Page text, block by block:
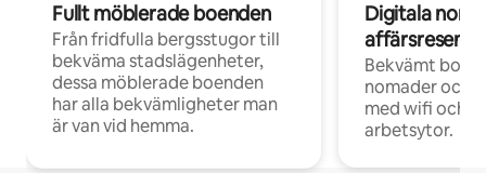
Fullt möblerade boenden
Från fridfulla bergsstugor till
bekväma stadslägenheter,
dessa möblerade boenden
har alla bekvämligheter man
är van vid hemma.
Digitala
Bekvämt
nomader och
med wifi och
arbetsytor.